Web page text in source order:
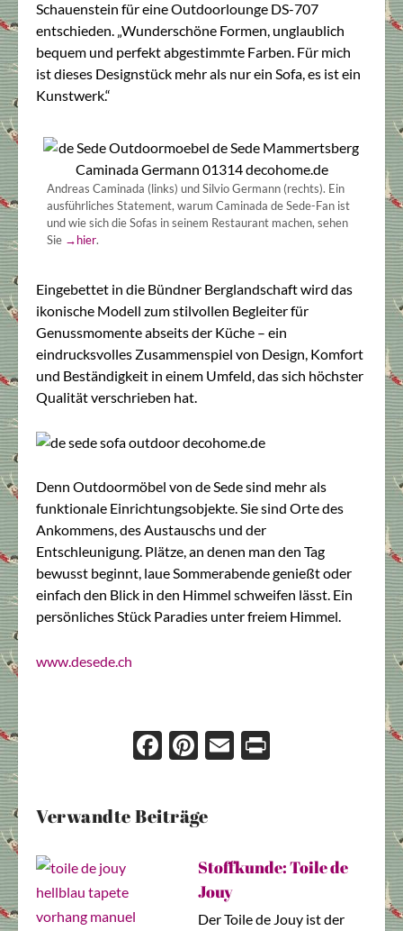
Schauenstein für eine Outdoorlounge DS-707
entschieden. „Wunderschöne Formen, unglaublich
bequem und perfekt abgestimmte Farben. Für mich
ist dieses Designstück mehr als nur ein Sofa, es ist ein
Kunstwerk.“
Andreas Caminada (links) und Silvio Germann (rechts). Ein
ausführliches Statement, warum Caminada de Sede-Fan ist
und wie sich die Sofas in seinem Restaurant machen, sehen
Sie →hier.
Eingebettet in die Bündner Berglandschaft wird das
ikonische Modell zum stilvollen Begleiter für
Genussmomente abseits der Küche – ein
eindrucksvolles Zusammenspiel von Design, Komfort
und Beständigkeit in einem Umfeld, das sich höchster
Qualität verschrieben hat.
Denn Outdoormöbel von de Sede sind mehr als
funktionale Einrichtungsobjekte. Sie sind Orte des
Ankommens, des Austauschs und der
Entschleunigung. Plätze, an denen man den Tag
bewusst beginnt, laue Sommerabende genießt oder
einfach den Blick in den Himmel schweifen lässt. Ein
persönliches Stück Paradies unter freiem Himmel.
www.desede.ch
Face
Pint
Ema
Verwandte Beiträge
Stoffkunde: Toile de
Jouy
Der Toile de Jouy ist der